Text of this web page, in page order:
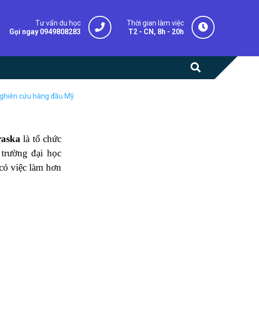
Thời gian làm việc
T2 - CN, 8h - 20h
Tư vấn du học
Gọi ngay 0949808283
cứu hàng đầu Mỹ
là tổ chức
đại học
việc làm hơn